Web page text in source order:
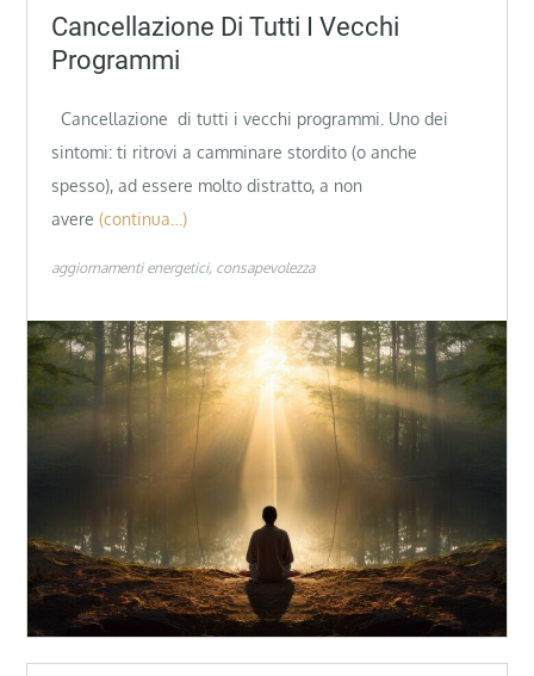
Cancellazione Di Tutti I Vecchi
Programmi
Cancellazione di tutti i vecchi programmi. Uno dei
sintomi: ti ritrovi a camminare stordito (o anche
spesso), ad essere molto distratto, a non
avere (continua…)
aggiornamenti energetici consapevolezza